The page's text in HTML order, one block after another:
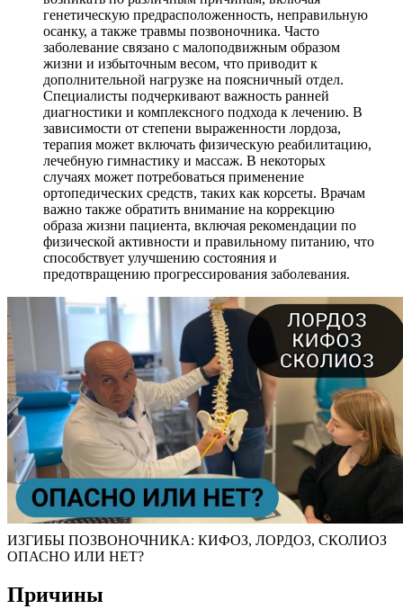
генетическую предрасположенность, неправильную
осанку, а также травмы позвоночника. Часто
заболевание связано с малоподвижным образом
жизни и избыточным весом, что приводит к
дополнительной нагрузке на поясничный отдел.
Специалисты подчеркивают важность ранней
диагностики и комплексного подхода к лечению. В
зависимости от степени выраженности лордоза,
терапия может включать физическую реабилитацию,
лечебную гимнастику и массаж. В некоторых
случаях может потребоваться применение
ортопедических средств, таких как корсеты. Врачам
важно также обратить внимание на коррекцию
образа жизни пациента, включая рекомендации по
физической активности и правильному питанию, что
способствует улучшению состояния и
предотвращению прогрессирования заболевания.
ИЗГИБЫ ПОЗВОНОЧНИКА: КИФОЗ, ЛОРДОЗ, СКОЛИОЗ
ОПАСНО ИЛИ НЕТ?
Причины